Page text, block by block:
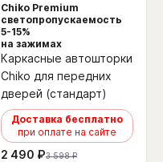
Chiko Premium
светопропускаемость
5-15%
на зажимах
Каркасные автошторки
Chiko для передних
дверей (стандарт)
Доставка бесплатно
при оплате на сайте
2 490 ₽3 598 ₽